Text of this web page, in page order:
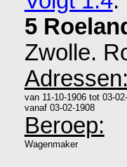
5
Zwolle.
Adressen:
van 11-10-1906tot 03-
vanaf 03-02-1908
Beroep:
Wagenmaker